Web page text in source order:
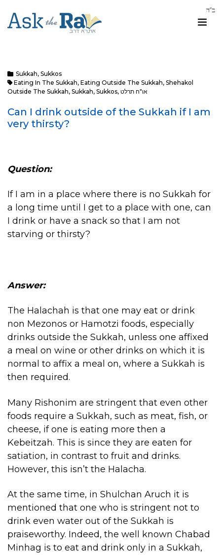
Sukkah, Sukkos
Eating In The Sukkah, Eating Outside The Sukkah, Shehakol
Outside The Sukkah, Sukkah, Sukkos, או"ח תרלט
Can I drink outside of the Sukkah if I am
very thirsty?
Question:
If I am in a place where there is no Sukkah for
a long time until I get to a place with one, can
I drink or have a snack so that I am not
starving or thirsty?
Answer:
The Halachah is that one may eat or drink
non Mezonos or Hamotzi foods, especially
drinks outside the Sukkah, unless one affixed
a meal on wine or other drinks on which it is
normal to affix a meal on, where a Sukkah is
then required.
Many Rishonim are stringent that even other
foods require a Sukkah, such as meat, fish, or
cheese, if one is eating more then a
Kebeitzah. This is since they are eaten for
satiation, in contrast to fruit and drinks.
However, this isn’t the Halacha.
At the same time, in Shulchan Aruch it is
mentioned that one who is stringent not to
drink even water out of the Sukkah is
praiseworthy. Indeed, the well known Chabad
Minhag is to eat and drink only in a Sukkah,